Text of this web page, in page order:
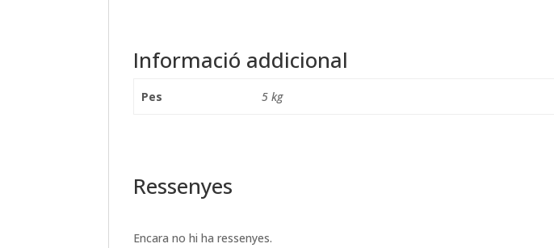
Informació addicional
Pes 5 kg
Ressenyes
Encara no hi ha ressenyes.